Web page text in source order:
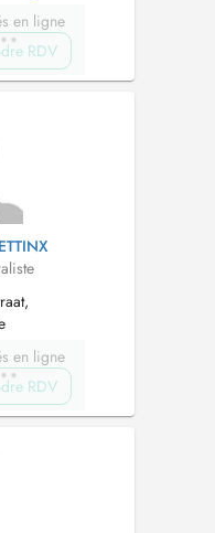
en ligne
RDV
en ligne
RDV